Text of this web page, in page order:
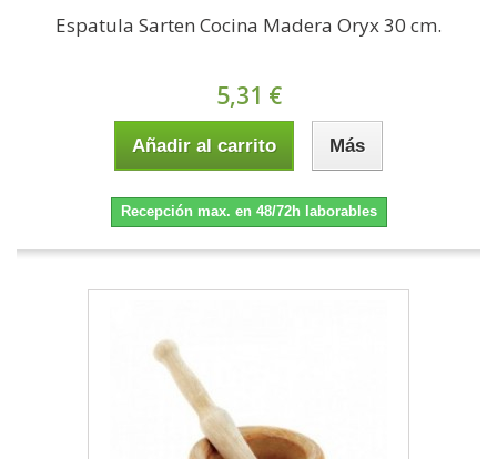
Espatula Sarten Cocina Madera Oryx 30 cm.
5,31 €
Añadir al carrito Más
Recepción max. en 48/72h laborables